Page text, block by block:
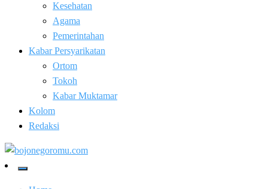
Kesehatan
Agama
Pemerintahan
Kabar Persyarikatan
Ortom
Tokoh
Kabar Muktamar
Kolom
Redaksi